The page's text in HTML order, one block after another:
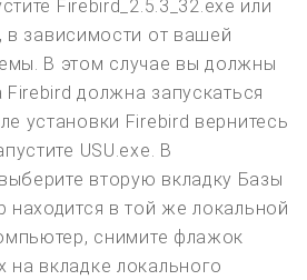
Firebird_2.5.3_32.exe или
в зависимости от вашей
В этом случае вы должны
Firebird должна запускаться
установки Firebird вернитесь
USU.exe. В
вторую вкладку Базы
находится в той же локальной
снимите флажок
вкладке локального